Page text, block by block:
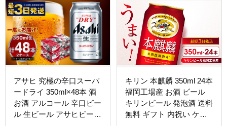
アサヒ 究極の辛口スーパ
ードライ 350ml×48本 酒
お酒 アルコール 辛口ビー
ル 生ビール アサヒビール
キリン 本麒麟 350ml 24本
福岡工場産 お酒 ビール
キリンビール 発泡酒 送料
無料 ギフト 内祝い ケー